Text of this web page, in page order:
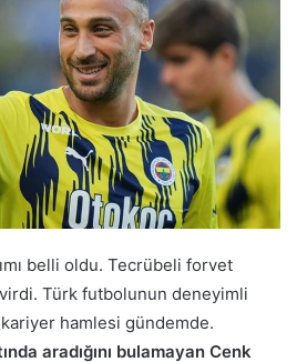
belli oldu. Tecrübeli forvet
Türk futbolunun deneyimli
hamlesi gündemde.
aradığını bulamayan Cenk